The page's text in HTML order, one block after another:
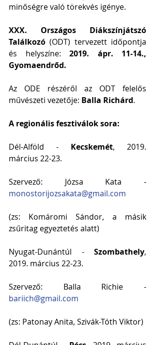
minőségre való törekvés igénye.
XXX. Országos Diákszínjátszó
Találkozó (ODT) tervezett időpontja
és helyszíne: 2019. ápr. 11-14.,
Gyomaendrőd.
Az ODE részéről az ODT felelős
művészeti vezetője: Balla Richárd.
A regionális fesztiválok sora:
Dél-Alföld - Kecskemét, 2019.
március 22-23.
monostorijozsakata@gmail.com
(zs: Komáromi Sándor, a másik
zsűritag egyeztetés alatt)
Nyugat-Dunántúl - Szombathely,
2019. március 22-23.
bariich@gmail.com
(zs: Patonay Anita, Szivák-Tóth Viktor)